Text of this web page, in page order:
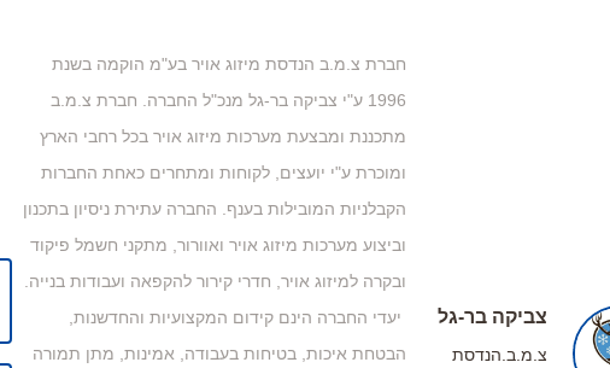
צביקה בר-גל
צ.מ.ב.הנדסת
חברת צ.מ.ב הנדסת מיזוג אויר בע"מ הוקמה בשנת
1996 ע"י צביקה בר-גל מנכ"ל החברה. חברת צ.מ.ב
מתכננת ומבצעת מערכות מיזוג אויר בכל רחבי הארץ
ומוכרת ע"י יועצים, לקוחות ומתחרים כאחת החברות
הקבלניות המובילות בענף. החברה עתירת ניסיון בתכנון
וביצוע מערכות מיזוג אויר ואוורור, מתקני חשמל פיקוד
ובקרה למיזוג אויר, חדרי קירור להקפאה ועבודות בנייה.
יעדי החברה הינם קידום המקצועיות והחדשנות,
הבטחת איכות, בטיחות בעבודה, אמינות, מתן תמורה